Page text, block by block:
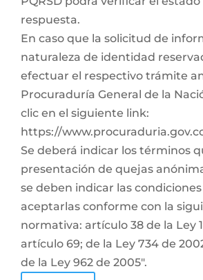
respuesta.
En caso que la solicitud de
naturaleza de identidad
efectuar el respectivo trámite
Procuraduría General de la
clic en el siguiente link:
https://
Se deberá indicar los términos
presentación de quejas
se deben indicar las
aceptarlas conforme con la
normativa: artículo 38 de la Ley
artículo 69; de la Ley 734 de
de la Ley 962 de 2005".